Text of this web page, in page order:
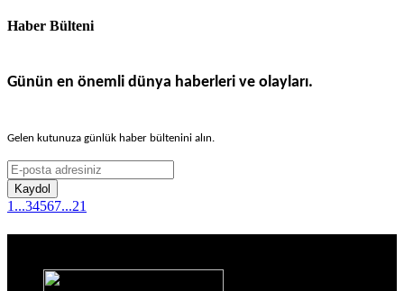
Haber Bülteni
Günün en önemli dünya haberleri ve olayları.
Gelen kutunuza günlük haber bültenini alın.
Kaydol
1 ...34567...21